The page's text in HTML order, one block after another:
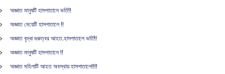
f
o
r
অজ্ঞাত মানুষটি হাসপাতালে ভর্তি!!
অজ্ঞাত মেয়েটি হাসপাতালে !!
অজ্ঞাত বৃদ্ধা গুরুত্বর আহত,হাসপাতালে ভর্তি!!
অজ্ঞাত মানুষটি হাসপাতালে !!
অজ্ঞাত মহিলাটি আহত অবস্থায় হাসপাতালে!!!!